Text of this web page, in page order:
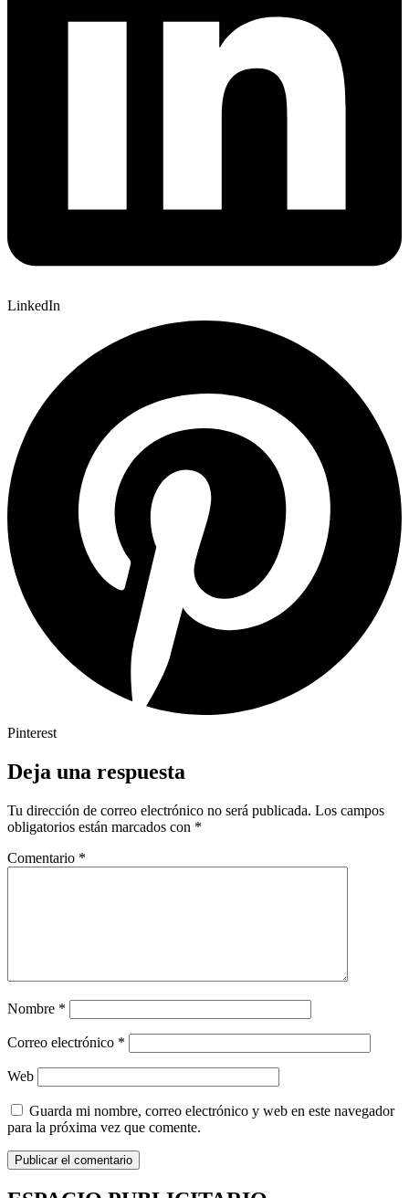
LinkedIn
Pinterest
Deja una respuesta
Tu dirección de correo electrónico no será publicada. Los campos
obligatorios están marcados con *
Comentario *
Nombre *
Correo electrónico *
Web
Guarda mi nombre, correo electrónico y web en este navegador
para la próxima vez que comente.